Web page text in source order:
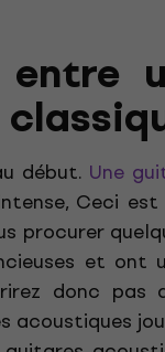
début. Une
Ceci est
procurer
et ont
donc pas
acoustiques